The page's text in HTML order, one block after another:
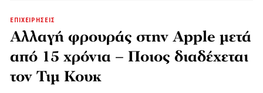
ΕΠΙΧΕΙΡΗΣΕΙΣ
Αλλαγή φρουράς στην Apple μετά
από 15 χρόνια – Ποιος διαδέχεται
τον Τιμ Κουκ